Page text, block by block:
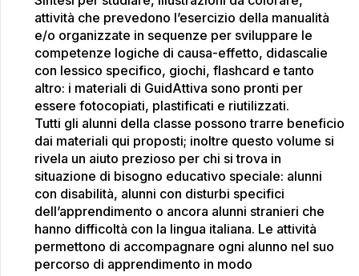
attività che prevedono l’esercizio della manualità
e/o organizzate in sequenze per sviluppare le
competenze logiche di causa-effetto, didascalie
con lessico specifico, giochi, flashcard e tanto
altro: i materiali di GuidAttiva sono pronti per
essere fotocopiati, plastificati e riutilizzati.
Tutti gli alunni della classe possono trarre beneficio
dai materiali qui proposti; inoltre questo volume si
rivela un aiuto prezioso per chi si trova in
situazione di bisogno educativo speciale: alunni
con disabilità, alunni con disturbi specifici
dell’apprendimento o ancora alunni stranieri che
hanno difficoltà con la lingua italiana. Le attività
permettono di accompagnare ogni alunno nel suo
percorso di apprendimento in modo